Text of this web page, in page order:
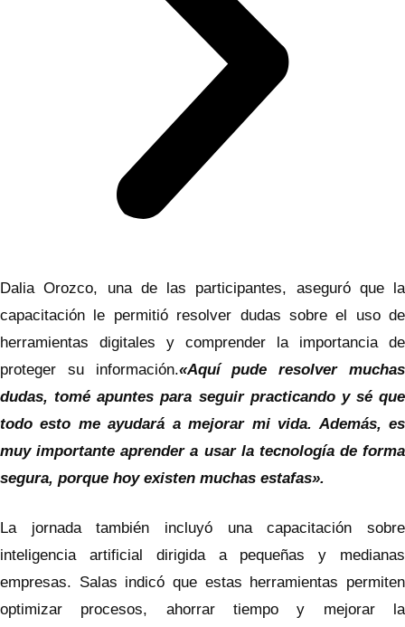
Dalia Orozco, una de las participantes, aseguró que la
capacitación le permitió resolver dudas sobre el uso de
herramientas digitales y comprender la importancia de
proteger su información.«Aquí pude resolver muchas
dudas, tomé apuntes para seguir practicando y sé que
todo esto me ayudará a mejorar mi vida. Además, es
muy importante aprender a usar la tecnología de forma
segura, porque hoy existen muchas estafas».
La jornada también incluyó una capacitación sobre
inteligencia artificial dirigida a pequeñas y medianas
empresas. Salas indicó que estas herramientas permiten
optimizar procesos, ahorrar tiempo y mejorar la